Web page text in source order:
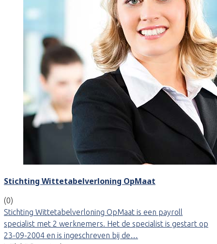
Stichting Wittetabelverloning OpMaat
(0)
Stichting Wittetabelverloning OpMaat is een payroll
specialist met 2 werknemers. Het de specialist is gestart op
23-09-2004 en is ingeschreven bij de…